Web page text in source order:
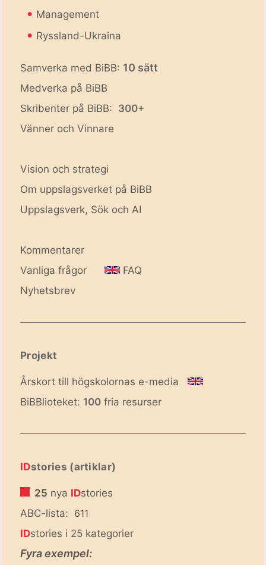
• Management
• Ryssland-Ukraina
Samverka med BiBB: 10 sätt
Medverka på BiBB
Skribenter på BiBB: 300+
Vänner och Vinnare
Vision och strategi
Om uppslagsverket på BiBB
Uppslagsverk, Sök och AI
Kommentarer
Vanliga frågor
FAQ
Nyhetsbrev
Projekt
Årskort till högskolornas e-media
BiBBlioteket: 100 fria resurser
IDstories (artiklar)
25 nya IDstories
ABC-lista: 611
IDstories i 25 kategorier
Fyra exempel: